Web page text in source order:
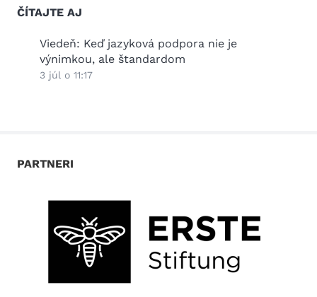
ČÍTAJTE AJ
Viedeň: Keď jazyková podpora nie je
výnimkou, ale štandardom
3 júl o 11:17
PARTNERI